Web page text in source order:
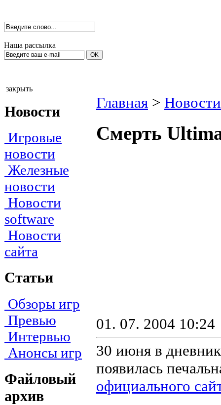
Наша рассылка
закрыть
Новости
Игровые
новости
Железные
новости
Новости
software
Новости
сайта
Статьи
Обзоры игр
Превью
Интервью
Анонсы игр
Файловый
архив
Главная >
Смерть
01. 07. 2004 10:24
30 июня в
появилась
официального